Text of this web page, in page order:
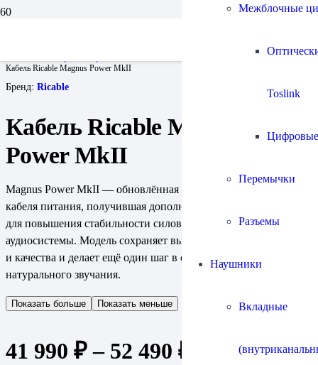
Межблочные
Toslink
Цифровые
Перемычки
Разъемы
Наушники
Вкладные
Кабель Ricable Magnus Power MkII
Бренд: Ricable
Кабель Ricable Magnus
Power MkII
Magnus Power MkII — обновлённая версия популярного
кабеля питания, получившая дополнительное экранирование
для повышения стабильности силового питания
аудиосистемы. Модель сохраняет высокое соотношение цены
и качества и делает ещё один шаг в сторону более чистого и
натурального звучания.
Показать больше Показать меньше
41 990 ₽ – 52 490 ₽
Диапазон